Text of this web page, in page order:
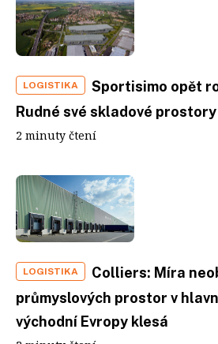
LOGISTIKA
Sportisimo opět
Rudné své skladové prostory
2 minuty čtení
LOGISTIKA
Colliers: Míra
průmyslových prostor v
východní Evropy klesá